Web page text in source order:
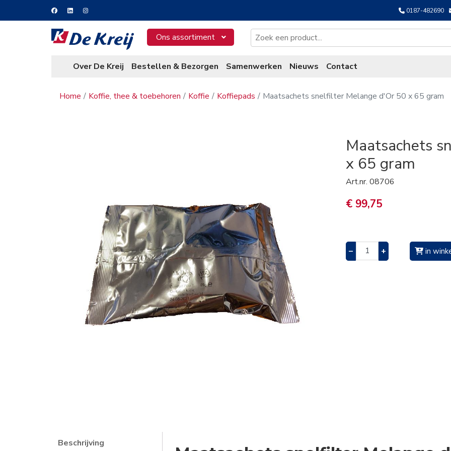
0187-482690
Ons assortiment
Over De Kreij Bestellen & Bezorgen Samenwerken Nieuws Contact
Home Koffie, thee & toebehoren Koffie Koffiepads Maatsachets snelfilter Melange d'Or 50 x 65 gram
Maatsachets
x 65 gram
Art.nr. 08706
€ 99,75
– + in
Beschrijving